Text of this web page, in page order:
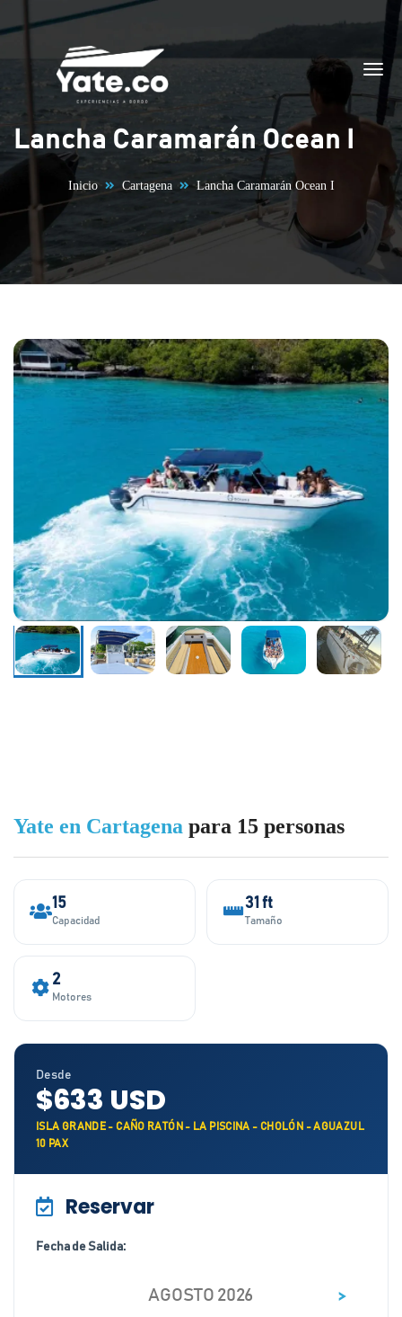
Saltar al contenido
Lancha Caramarán Ocean I
Inicio Cartagena Lancha Caramarán Ocean I
Yate en Cartagena para 15 personas
15
Capacidad
31 ft
Tamaño
2
Motores
Desde
$633 USD
ISLA GRANDE - CAÑO RATÓN - LA PISCINA - CHOLÓN - AGUAZUL
10 PAX
Reservar
Fecha de Salida:
AGOSTO 2026 >